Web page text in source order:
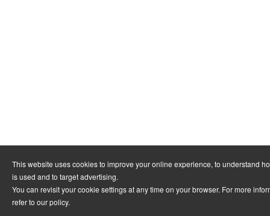
This website uses cookies to improve your online experience, to understand
is used and to target advertising.
You can revisit your cookie settings at any time on your browser. For more
refer to our policy.